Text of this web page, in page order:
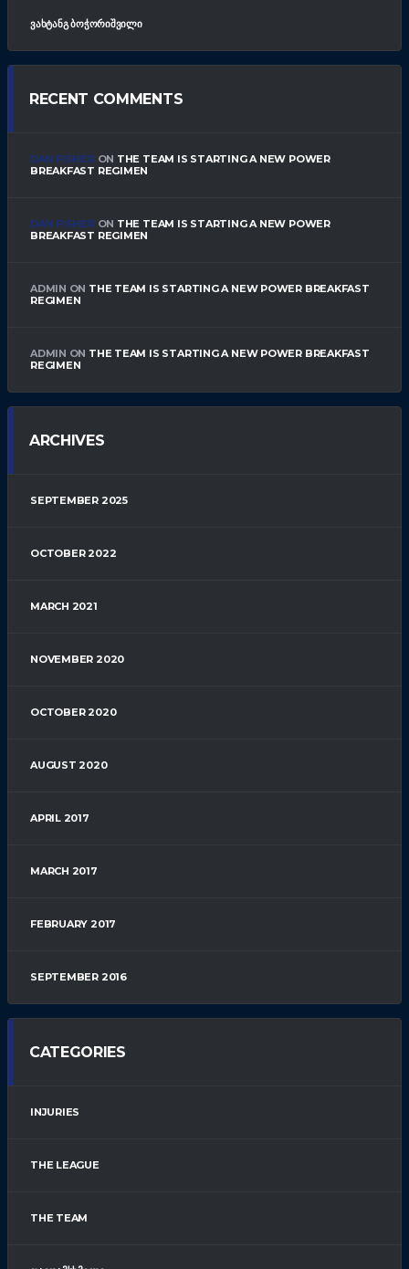
ᲕᲐᲮᲢᲐᲜᲒ ᲑᲝᲭᲝᲠᲘᲨᲕᲘᲚᲘ
RECENT COMMENTS
DAN FISHERON THE TEAM IS STARTING A NEW POWER
BREAKFAST REGIMEN
DAN FISHERON THE TEAM IS STARTING A NEW POWER
BREAKFAST REGIMEN
ADMIN ON THE TEAM IS STARTING A NEW POWER BREAKFAST
REGIMEN
ADMIN ON THE TEAM IS STARTING A NEW POWER BREAKFAST
REGIMEN
ARCHIVES
SEPTEMBER 2025
OCTOBER 2022
MARCH 2021
NOVEMBER 2020
OCTOBER 2020
AUGUST 2020
APRIL 2017
MARCH 2017
FEBRUARY 2017
SEPTEMBER 2016
CATEGORIES
INJURIES
THE LEAGUE
THE TEAM